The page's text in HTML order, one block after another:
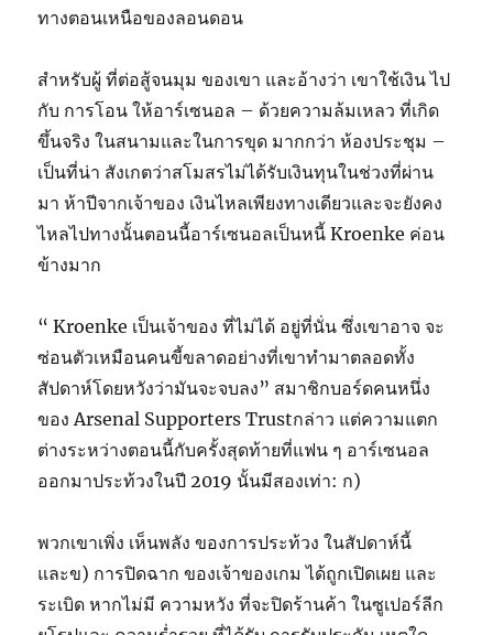
ทางตอนเหนือของลอนดอน
สำหรับผู้ ที่ต่อสู้จนมุม ของเขา และอ้างว่า เขาใช้เงิน ไป
กับ การโอน ให้อาร์เซนอล – ด้วยความล้มเหลว ที่เกิด
ขึ้นจริง ในสนามและในการขุด มากกว่า ห้องประชุม –
เป็นที่น่า สังเกตว่าสโมสรไม่ได้รับเงินทุนในช่วงที่ผ่าน
มา ห้าปีจากเจ้าของ เงินไหลเพียงทางเดียวและจะยังคง
ไหลไปทางนั้นตอนนี้อาร์เซนอลเป็นหนี้ Kroenke ค่อน
ข้างมาก
“ Kroenke เป็นเจ้าของ ที่ไม่ได้ อยู่ที่นั่น ซึ่งเขาอาจ จะ
ซ่อนตัวเหมือนคนขี้ขลาดอย่างที่เขาทำมาตลอดทั้ง
สัปดาห์โดยหวังว่ามันจะจบลง” สมาชิกบอร์ดคนหนึ่ง
ของ Arsenal Supporters Trustกล่าว แต่ความแตก
ต่างระหว่างตอนนี้กับครั้งสุดท้ายที่แฟน ๆ อาร์เซนอล
ออกมาประท้วงในปี 2019 นั้นมีสองเท่า: ก)
พวกเขาเพิ่ง เห็นพลัง ของการประท้วง ในสัปดาห์นี้
และข) การปิดฉาก ของเจ้าของเกม ได้ถูกเปิดเผย และ
ระเบิด หากไม่มี ความหวัง ที่จะปิดร้านค้า ในซูเปอร์ลีก